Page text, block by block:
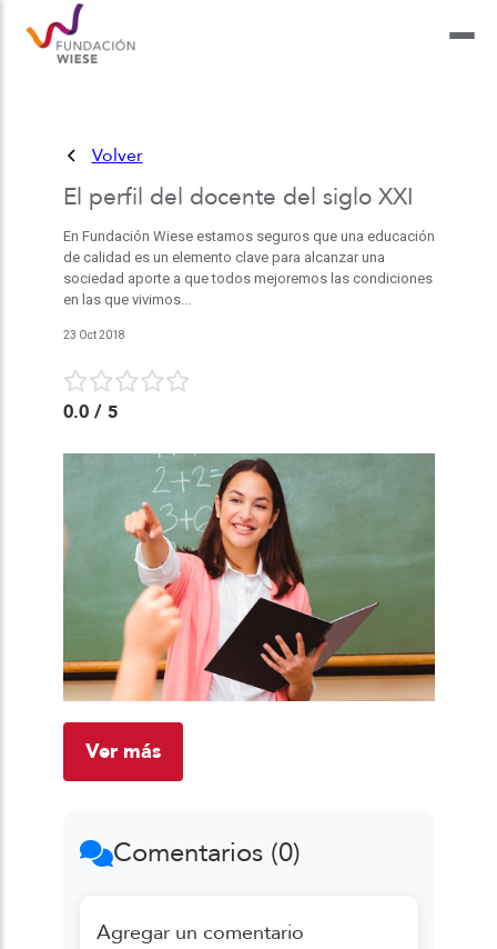
Volver
El perfil del docente del siglo XXI
En Fundación Wiese estamos seguros que una educación
de calidad es un elemento clave para alcanzar una
sociedad aporte a que todos mejoremos las condiciones
en las que vivimos...
23 Oct 2018
0.0/ 5
Ver más
Comentarios (0)
Agregar un comentario